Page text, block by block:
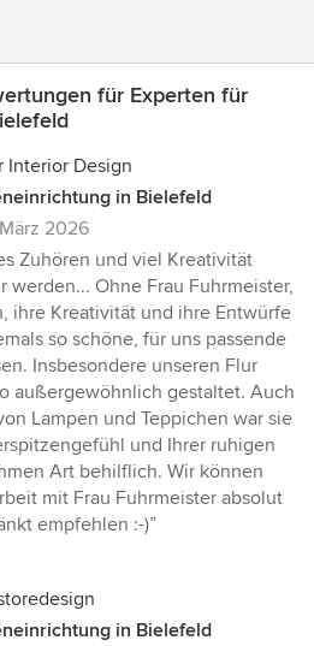
für Experten für
Interior Design
in Bielefeld
2026
Zuhören und viel Kreativität
werden... Ohne Frau Fuhrmeister,
ihre Kreativität und ihre Entwürfe
so schöne, für uns passende
Insbesondere unseren Flur
außergewöhnlich gestaltet. Auch
Lampen und Teppichen war sie
und Ihrer ruhigen
Art behilflich. Wir können
mit Frau Fuhrmeister absolut
empfehlen :-)”
in Bielefeld